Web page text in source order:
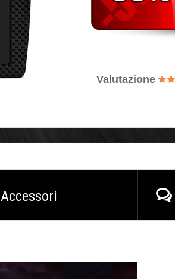
Valutazione
Accessori